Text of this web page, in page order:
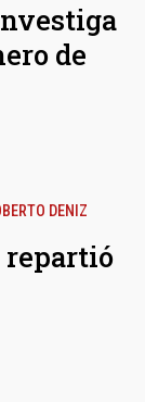
de
DENIZ
repartió